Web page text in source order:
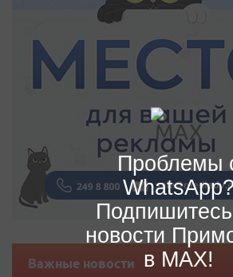
Важные новости
Проблемы
новости
в MAX!